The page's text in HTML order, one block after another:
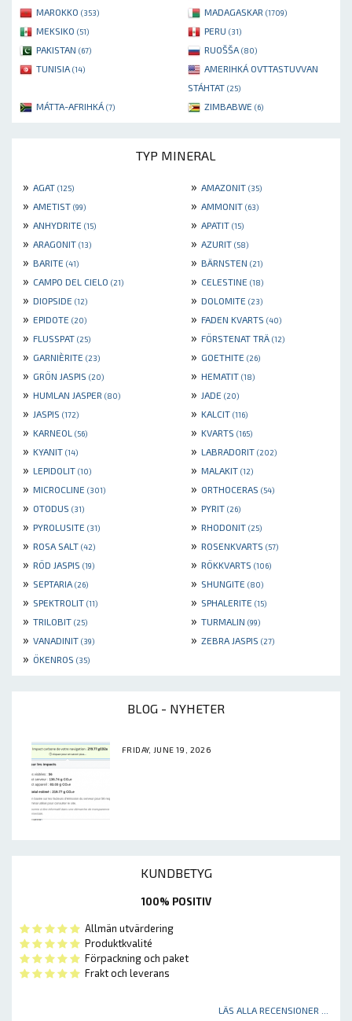
MAROKKO (353) MADAGASKAR (1709)
MEKSIKO (51) PERU (31)
PAKISTAN (67) RUOŠŠA (80)
TUNISIA (14)
AMERIHKÁ OVTTASTUVVAN
STÁHTAT (25)
MÁTTA-AFRIHKÁ (7) ZIMBABWE (6)
TYP MINERAL
» AGAT (125) » AMAZONIT (35)
» AMETIST (99) » AMMONIT (63)
» ANHYDRITE (15) » APATIT (15)
» ARAGONIT (13) » AZURIT (58)
» BARITE (41) » BÄRNSTEN (21)
» CAMPO DEL CIELO (21) » CELESTINE (18)
» DIOPSIDE (12) » DOLOMITE (23)
» EPIDOTE (20) » FADEN KVARTS (40)
» FLUSSPAT (25) » FÖRSTENAT TRÄ (12)
» GARNIÈRITE (23) » GOETHITE (26)
» GRÖN JASPIS (20) » HEMATIT (18)
» HUMLAN JASPER (80) » JADE (20)
» JASPIS (172) » KALCIT (116)
» KARNEOL (56) » KVARTS (165)
» KYANIT (14) » LABRADORIT (202)
» LEPIDOLIT (10) » MALAKIT (12)
» MICROCLINE (301) » ORTHOCERAS (54)
» OTODUS (31) » PYRIT (26)
» PYROLUSITE (31) » RHODONIT (25)
» ROSA SALT (42) » ROSENKVARTS (57)
» RÖD JASPIS (19) » RÖKKVARTS (106)
» SEPTARIA (26) » SHUNGITE (80)
» SPEKTROLIT (11) » SPHALERITE (15)
» TRILOBIT (25) » TURMALIN (99)
» VANADINIT (39) » ZEBRA JASPIS (27)
» ÖKENROS (35)
BLOG - NYHETER
FRIDAY, JUNE 19, 2026
KUNDBETYG
100% POSITIV
Allmän utvärdering
Produktkvalité
Förpackning och paket
Frakt och leverans
LÄS ALLA RECENSIONER ...